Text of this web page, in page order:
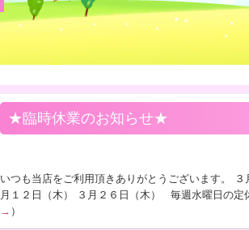
★臨時休業のお知らせ★
いつも当店をご利用頂きありがとうございます。
月１２日（木） ３月２６日（木） 毎週水曜日の
→ ）